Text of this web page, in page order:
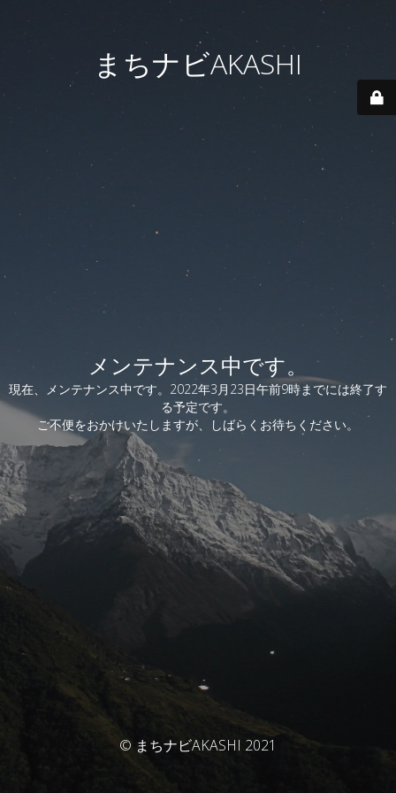
まちナビAKASHI
メンテナンス中です。
現在、メンテナンス中です。2022年3月23日午前9時までには終了す
る予定です。
ご不便をおかけいたしますが、しばらくお待ちください。
© まちナビAKASHI 2021